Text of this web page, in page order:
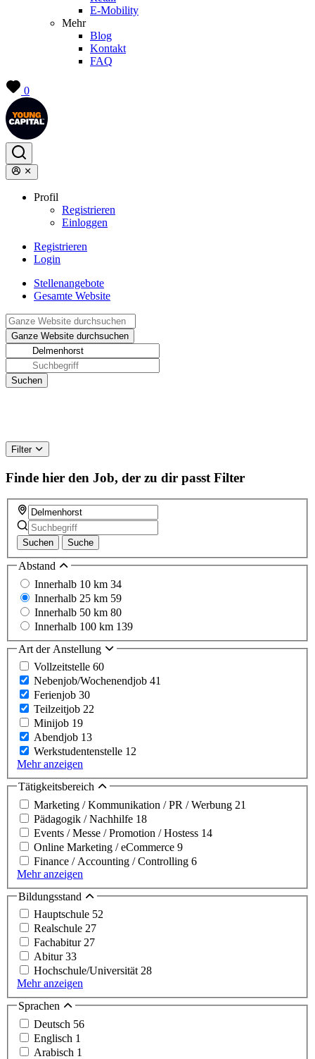
E-Mobility
Mehr
Blog
Kontakt
FAQ
0
Profil
Registrieren
Einloggen
Registrieren
Login
Stellenangebote
Gesamte Website
Filter
Finde hier den Job, der zu dir passt Filter
Suchen Suche
Abstand
Innerhalb 10 km 34
Innerhalb 25 km 59
Innerhalb 50 km 80
Innerhalb 100 km 139
Art der Anstellung
Vollzeitstelle 60
Nebenjob/Wochenendjob 41
Ferienjob 30
Teilzeitjob 22
Minijob 19
Abendjob 13
Werkstudentenstelle 12
Mehr anzeigen
Tätigkeitsbereich
Marketing / Kommunikation / PR / Werbung 21
Pädagogik / Nachhilfe 18
Events / Messe / Promotion / Hostess 14
Online Marketing / eCommerce 9
Finance / Accounting / Controlling 6
Mehr anzeigen
Bildungsstand
Hauptschule 52
Realschule 27
Fachabitur27
Abitur33
Hochschule/Universität28
Mehr anzeigen
Sprachen
Deutsch 56
Englisch 1
Arabisch 1